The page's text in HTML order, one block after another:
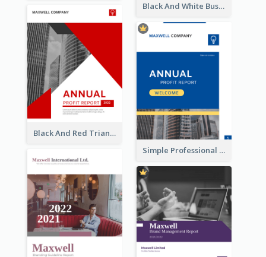
Black And White Business Report
Black And Red Triangular Annual Report Design Ideas
Simple Professional Blue Business Report Design Ideas